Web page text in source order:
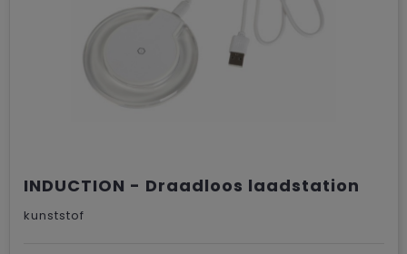
INDUCTION - Draadloos laadstation
kunststof